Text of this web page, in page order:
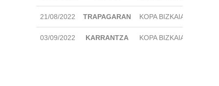
21/08/2022 TRAPAGARAN KOPA BIZKAIA
03/09/2022 KARRANTZA KOPA BIZKAIA